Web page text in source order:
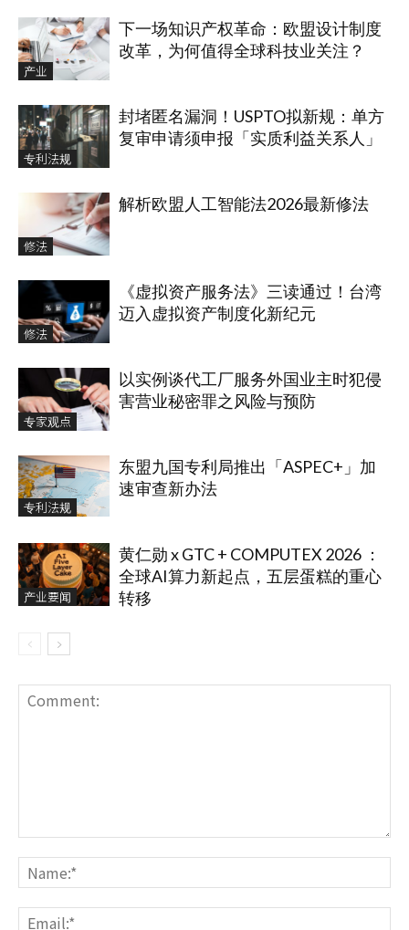
产业
下一场知识产权革命：欧盟设计制度
改革，为何值得全球科技业关注？
专利法规
封堵匿名漏洞！USPTO拟新规：单方
复审申请须申报「实质利益关系人」
修法
解析欧盟人工智能法2026最新修法
修法
《虚拟资产服务法》三读通过！台湾
迈入虚拟资产制度化新纪元
专家观点
以实例谈代工厂服务外国业主时犯侵
害营业秘密罪之风险与预防
专利法规
东盟九国专利局推出「ASPEC+」加
速审查新办法
产业要闻
黄仁勋 x GTC + COMPUTEX 2026 ：
全球AI算力新起点，五层蛋糕的重心
转移